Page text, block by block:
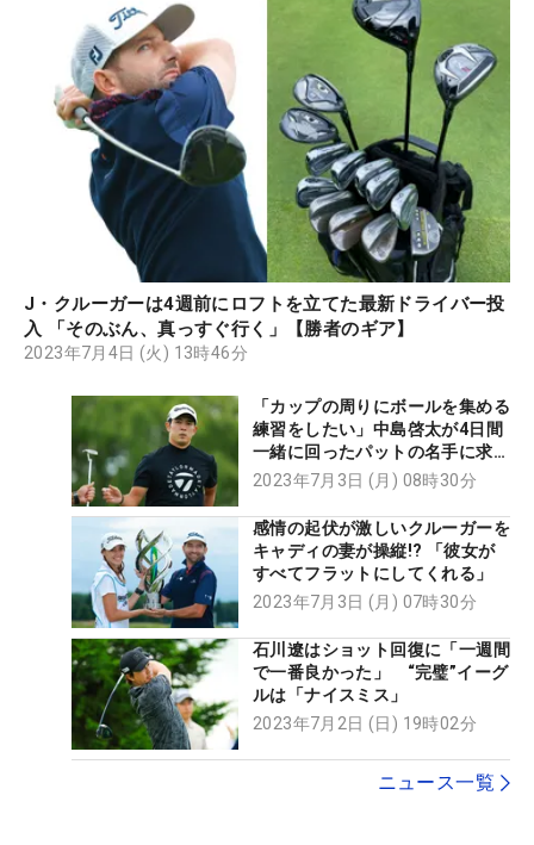
J・クルーガーは4週前にロフトを立てた最新ドライバー投
入 「そのぶん、真っすぐ行く」【勝者のギア】
2023年7月4日 (火) 13時46分
「カップの周りにボールを集める
練習をしたい」中島啓太が4日間
一緒に回ったパットの名手に求め
たアドバイス
2023年7月3日 (月) 08時30分
感情の起伏が激しいクルーガーを
キャディの妻が操縦!? 「彼女が
すべてフラットにしてくれる」
2023年7月3日 (月) 07時30分
石川遼はショット回復に「一週間
で一番良かった」 “完璧”イーグ
ルは「ナイスミス」
2023年7月2日 (日) 19時02分
ニュース一覧